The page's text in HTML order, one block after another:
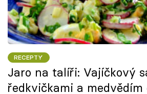
RECEPTY
Jaro na talíři: Vajíčkový
ředkvičkami a medvědím